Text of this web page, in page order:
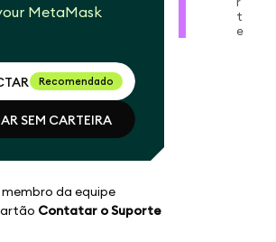
MetaMask
CARTEIRA
CARTEIRA
Recomendado
SEM CARTEIRA
SEM CARTEIRA
da equipe
Contatar o Suporte
t
e